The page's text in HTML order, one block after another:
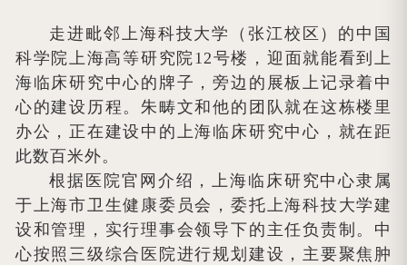
走进毗邻上海科技大学（张江校区）的中国
科学院上海高等研究院12号楼，迎面就能看到上
海临床研究中心的牌子，旁边的展板上记录着中
心的建设历程。朱畴文和他的团队就在这栋楼里
办公，正在建设中的上海临床研究中心，就在距
此数百米外。
根据医院官网介绍，上海临床研究中心隶属
于上海市卫生健康委员会，委托上海科技大学建
设和管理，实行理事会领导下的主任负责制。中
心按照三级综合医院进行规划建设，主要聚焦肿